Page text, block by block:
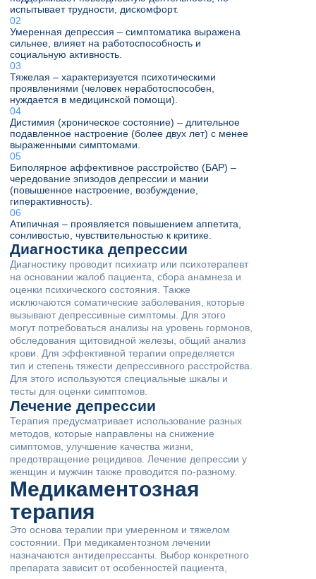
испытывает трудности, дискомфорт.
Умеренная депрессия – симптоматика выражена
сильнее, влияет на работоспособность и
социальную активность.
Тяжелая – характеризуется психотическими
проявлениями (человек неработоспособен,
нуждается в медицинской помощи).
Дистимия (хроническое состояние) – длительное
подавленное настроение (более двух лет) с менее
выраженными симптомами.
Биполярное аффективное расстройство (БАР) –
чередование эпизодов депрессии и мании
(повышенное настроение, возбуждение,
гиперактивность).
Атипичная – проявляется повышением аппетита,
сонливостью, чувствительностью к критике.
Диагностика депрессии
Диагностику проводит психиатр или психотерапевт
на основании жалоб пациента, сбора анамнеза и
оценки психического состояния. Также
исключаются соматические заболевания, которые
вызывают депрессивные симптомы. Для этого
могут потребоваться анализы на уровень гормонов,
обследования щитовидной железы, общий анализ
крови. Для эффективной терапии определяется
тип и степень тяжести депрессивного расстройства.
Для этого используются специальные шкалы и
тесты для оценки симптомов.
Лечение депрессии
Терапия предусматривает использование разных
методов, которые направлены на снижение
симптомов, улучшение качества жизни,
предотвращение рецидивов. Лечение депрессии у
женщин и мужчин также проводится по-разному.
Медикаментозная
терапия
Это основа терапии при умеренном и тяжелом
состоянии. При медикаментозном лечении
назначаются антидепрессанты. Выбор конкретного
препарата зависит от особенностей пациента,